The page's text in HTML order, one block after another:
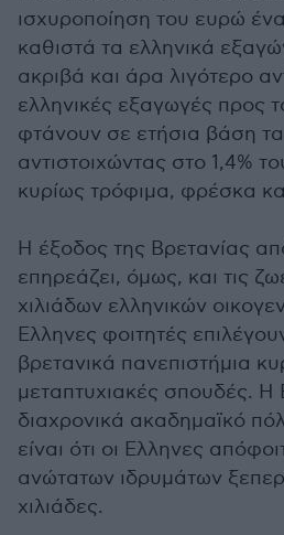
ισχυροποίηση του ευρώ
καθιστά τα ελληνικά
ακριβά και άρα λιγότερο
ελληνικές εξαγωγές προς
φτάνουν σε ετήσια βάση
αντιστοιχώντας στο 1,4%
κυρίως τρόφιμα, φρέσκα
Η έξοδος της Βρετανίας
επηρεάζει, όμως, και τις
χιλιάδων ελληνικών
Ελληνες φοιτητές
βρετανικά πανεπιστήμια
μεταπτυχιακές σπουδές. Η
διαχρονικά ακαδημαϊκό
είναι ότι οι Ελληνες
ανώτατων ιδρυμάτων
χιλιάδες.